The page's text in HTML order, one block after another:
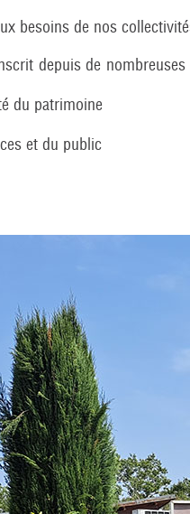
besoins de nos
depuis de
du patrimoine
et du public